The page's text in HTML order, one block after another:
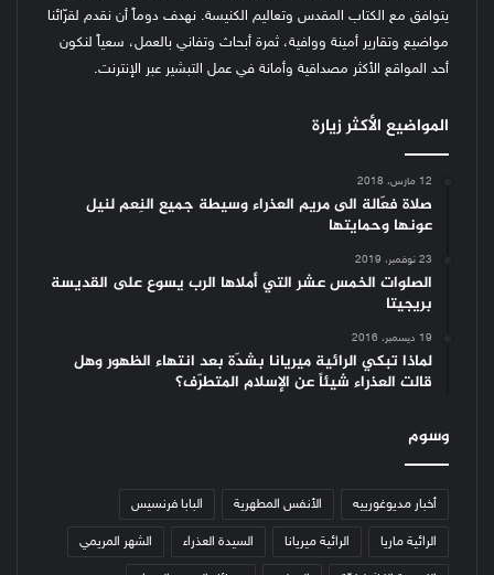
يتوافق مع الكتاب المقدس وتعاليم الكنيسة. نهدف دوماً أن نقدم لقرّائنا
مواضيع وتقارير أمينة ووافية، ثمرة أبحاث وتفاني بالعمل، سعياً لنكون
أحد المواقع الأكثر مصداقية وأمانة في عمل التبشير عبر الإنترنت.
المواضيع الأكثر زيارة
12 مارس، 2018
صلاة فعّالة الى مريم العذراء وسيطة جميع النِعم لنيل
عونها وحمايتها
23 نوفمبر، 2019
الصلوات الخمس عشر التي أملاها الرب يسوع على القديسة
بريجيتا
19 ديسمبر، 2016
لماذا تبكي الرائية ميريانا بشدّة بعد انتهاء الظهور وهل
قالت العذراء شيئاً عن الإسلام المتطرّف؟
وسوم
أخبار مديوغورييه الأنفس المطهرية البابا فرنسيس
الرائية ماريا الرائية ميريانا السيدة العذراء الشهر المريمي